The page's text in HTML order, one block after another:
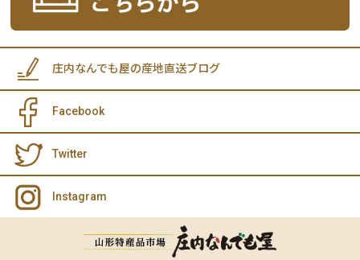
庄内なんでも屋の産地直送ブログ
Facebook
Twitter
Instagram